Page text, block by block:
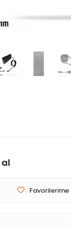
Favorilerime